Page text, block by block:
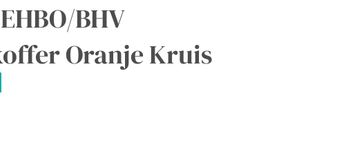
BHV
Oranje Kruis